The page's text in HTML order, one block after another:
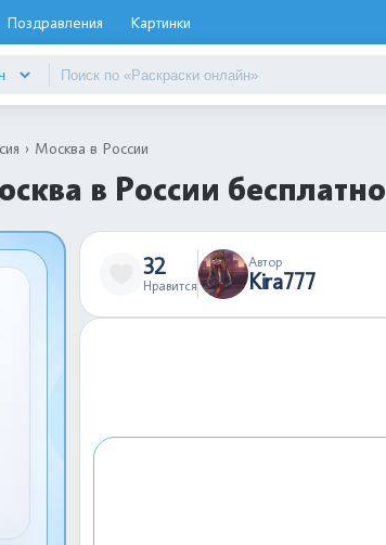
Поздравления Картинки
Москва в России
в России бесплатно
32
Нравится
Автор
Kira777